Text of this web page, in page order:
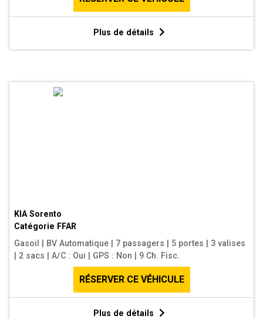
Plus de détails
KIA Sorento
Catégorie FFAR
Gasoil
BV Automatique 7 passagers 5 portes
3 valises
2 sacs A/C : Oui GPS : Non 9 Ch. Fisc.
RÉSERVER CE VÉHICULE
Plus de détails